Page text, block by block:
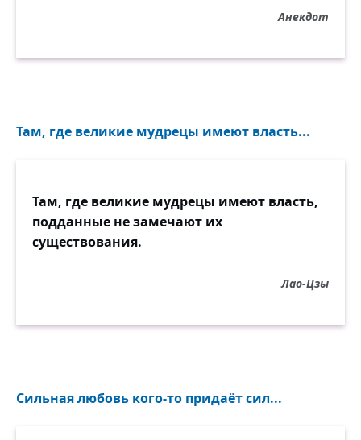
Анекдот
Там, где великие мудрецы имеют власть...
Там, где великие мудрецы имеют власть,
подданные не замечают их
существования.
Лао-Цзы
Сильная любовь кого-то придаёт сил...